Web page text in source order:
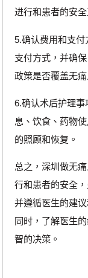
进行和患者的安全
5.确认费用和支
支付方式，并确
政策是否覆盖无
6.确认术后护理
息、饮食、药物
的照顾和恢复。
总之，深圳做无
行和患者的安全
并遵循医生的建
同时，了解医生
智的决策。